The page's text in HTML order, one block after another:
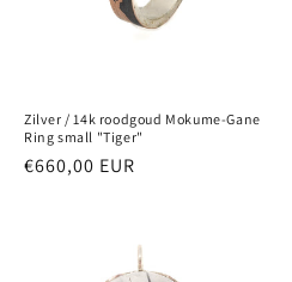
Zilver / 14k roodgoud Mokume-Gane
Ring small "Tiger"
Normale
€660,00 EUR